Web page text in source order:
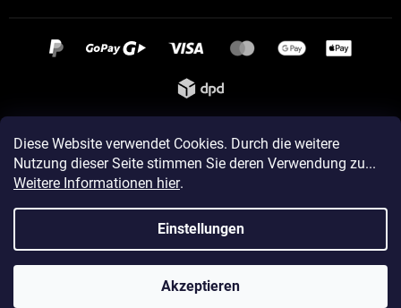
Diese Website verwendet Cookies. Durch die weitere
Nutzung dieser Seite stimmen Sie deren Verwendung zu...
Weitere Informationen hier.
Einstellungen
Akzeptieren
Instagram
Erstellt von Shoptet
Copyright 2026ELEVEN sportswear. Alle Rechte vorbehalten.
Cookie-Einstellungen ändern